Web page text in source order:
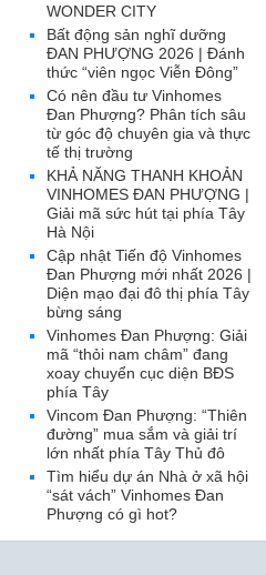
WONDER CITY
Bất động sản nghĩ dưỡng
ĐAN PHƯỢNG 2026 | Đánh
thức “viên ngọc Viễn Đông”
Có nên đầu tư Vinhomes
Đan Phượng? Phân tích sâu
từ góc độ chuyên gia và thực
tế thị trường
KHẢ NĂNG THANH KHOẢN
VINHOMES ĐAN PHƯỢNG |
Giải mã sức hút tại phía Tây
Hà Nội
Cập nhật Tiến độ Vinhomes
Đan Phượng mới nhất 2026 |
Diện mạo đại đô thị phía Tây
bừng sáng
Vinhomes Đan Phượng: Giải
mã “thỏi nam châm” đang
xoay chuyển cục diện BĐS
phía Tây
Vincom Đan Phượng: “Thiên
đường” mua sắm và giải trí
lớn nhất phía Tây Thủ đô
Tìm hiểu dự án Nhà ở xã hội
“sát vách” Vinhomes Đan
Phượng có gì hot?